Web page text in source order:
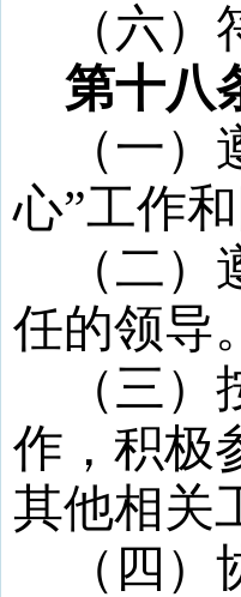
（六
第十八
（一
心”工作
（二）
任的领导。
（三）
作，积极
其他相关
（四）